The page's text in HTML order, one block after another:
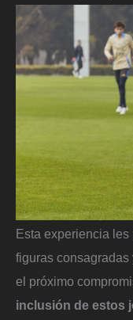
Esta experiencia
figuras
el próximo
inclusión de estos